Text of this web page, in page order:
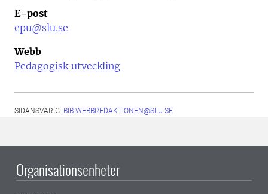
E-post
epu@slu.se
Webb
Pedagogisk utveckling
SIDANSVARIG: BIB-WEBBREDAKTIONEN@SLU.SE
Organisationsenheter